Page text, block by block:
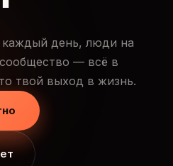
день, люди на
— всё в
твой выход в жизнь.